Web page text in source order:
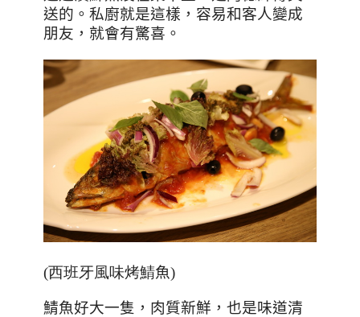
送的。私廚就是這樣，容易和客人變成
朋友，就會有驚喜。
(西班牙風味烤鯖魚)
鯖魚好大一隻，肉質新鮮，也是味道清